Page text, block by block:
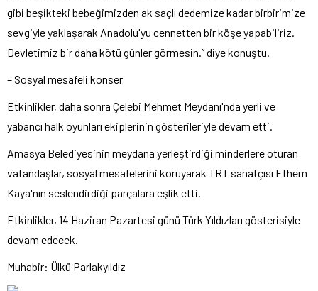
gibi beşikteki bebeğimizden ak saçlı dedemize kadar birbirimize
sevgiyle yaklaşarak Anadolu'yu cennetten bir köşe yapabiliriz.
Devletimiz bir daha kötü günler görmesin.” diye konuştu.
– Sosyal mesafeli konser
Etkinlikler, daha sonra Çelebi Mehmet Meydanı'nda yerli ve
yabancı halk oyunları ekiplerinin gösterileriyle devam etti.
Amasya Belediyesinin meydana yerleştirdiği minderlere oturan
vatandaşlar, sosyal mesafelerini koruyarak TRT sanatçısı Ethem
Kaya'nın seslendirdiği parçalara eşlik etti.
Etkinlikler, 14 Haziran Pazartesi günü Türk Yıldızları gösterisiyle
devam edecek.
Muhabir: Ülkü Parlakyıldız